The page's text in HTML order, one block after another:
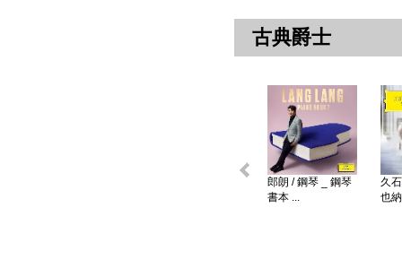
古典爵士
郎朗 / 鋼琴 _ 鋼琴
書本 ...
久
也